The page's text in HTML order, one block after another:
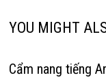
YOU MIGHT
Cẩm nang tiếng